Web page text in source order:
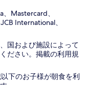
Mastercard、
International、
国および施設によって
ださい。掲載の利用規
下のお子様が朝食を利